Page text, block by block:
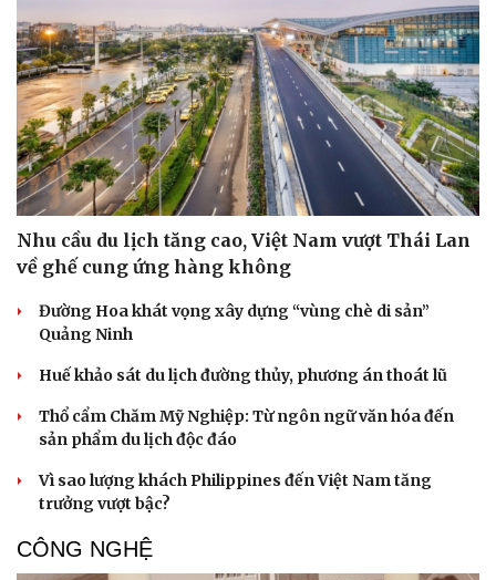
Nhu cầu du lịch tăng cao, Việt Nam vượt Thái Lan
về ghế cung ứng hàng không
Đường Hoa khát vọng xây dựng “vùng chè di sản”
Quảng Ninh
Huế khảo sát du lịch đường thủy, phương án thoát lũ
Thổ cẩm Chăm Mỹ Nghiệp: Từ ngôn ngữ văn hóa đến
sản phẩm du lịch độc đáo
Vì sao lượng khách Philippines đến Việt Nam tăng
trưởng vượt bậc?
CÔNG NGHỆ